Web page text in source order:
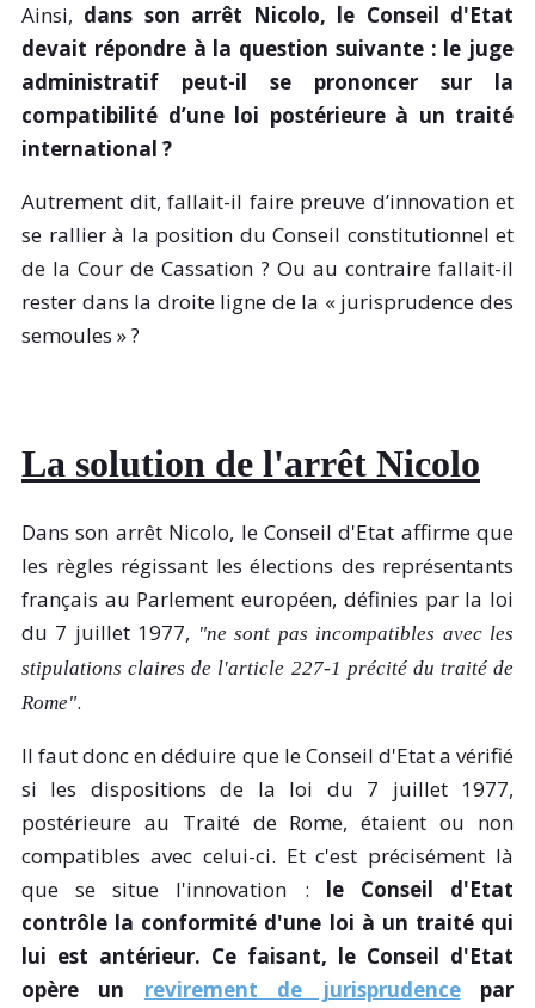
Ainsi, dans son arrêt Nicolo, le Conseil d'Etat
devait répondre à la question suivante : le juge
administratif peut-il se prononcer sur la
compatibilité d’une loi postérieure à un traité
international ?
Autrement dit, fallait-il faire preuve d’innovation et
se rallier à la position du Conseil constitutionnel et
de la Cour de Cassation ? Ou au contraire fallait-il
rester dans la droite ligne de la « jurisprudence des
semoules » ?
La solution de l'arrêt Nicolo
Dans son arrêt Nicolo, le Conseil d'Etat affirme que
les règles régissant les élections des représentants
français au Parlement européen, définies par la loi
du 7 juillet 1977, "ne sont pas incompatibles avec les
stipulations claires de l'article 227-1 précité du traité de
Rome".
Il faut donc en déduire que le Conseil d'Etat a vérifié
si les dispositions de la loi du 7 juillet 1977,
postérieure au Traité de Rome, étaient ou non
compatibles avec celui-ci. Et c'est précisément là
que se situe l'innovation : le Conseil d'Etat
contrôle la conformité d'une loi à un traité qui
lui est antérieur. Ce faisant, le Conseil d'Etat
opère un revirement de jurisprudencepar